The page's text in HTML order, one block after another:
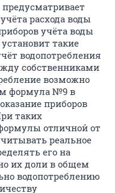
расхода воды
учёта воды
такие
водопотребления
собственниками
возможно
формула №9 в
приборов
таких
отличной от
реальное
его на
их доли в общем
водопотреблению